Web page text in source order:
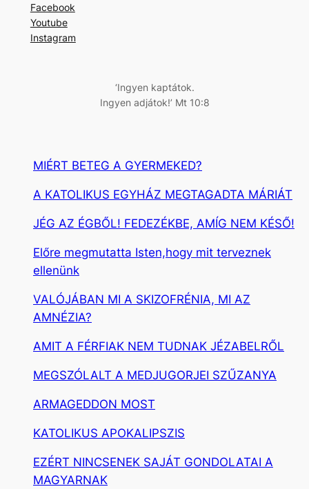
e
s
Facebook
Youtube
Instagram
‘Ingyen kaptátok.
Ingyen adjátok!’ Mt 10:8
MIÉRT BETEG A GYERMEKED?
A KATOLIKUS EGYHÁZ MEGTAGADTA MÁRIÁT
JÉG AZ ÉGBŐL! FEDEZÉKBE, AMÍG NEM KÉSŐ!
Előre megmutatta Isten,hogy mit terveznek
ellenünk
VALÓJÁBAN MI A SKIZOFRÉNIA, MI AZ
AMNÉZIA?
AMIT A FÉRFIAK NEM TUDNAK JÉZABELRŐL
MEGSZÓLALT A MEDJUGORJEI SZŰZANYA
ARMAGEDDON MOST
KATOLIKUS APOKALIPSZIS
EZÉRT NINCSENEK SAJÁT GONDOLATAI A
MAGYARNAK